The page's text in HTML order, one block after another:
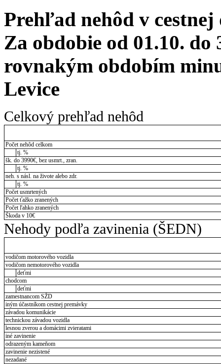
Prehľad nehôd v cestnej
Za obdobie od 01.10. do
rovnakým obdobím
Levice
Celkový prehľad nehôd
Počet nehôd celkom
tj. %
šk. do 3990€, bez usmrt., zran.
tj. %
neh. s násl. na živote alebo zdr.
tj. %
Počet usmrtených
Počet ťažko zranených
Počet ľahko zranených
Škoda v 10€
Nehody podľa zavinenia (ŠEDN)
vodičom motorového vozidla
vodičom nemotorového vozidla
deťmi
chodcom
deťmi
zamestnancom SŽD
iným účastníkom cestnej premávky
závadou komunikácie
technickou závadou vozidla
lesnou zverou a domácimi zvieratami
iné zavinenie
odrazeným kameňom
zavinenie nezistené
nezadané